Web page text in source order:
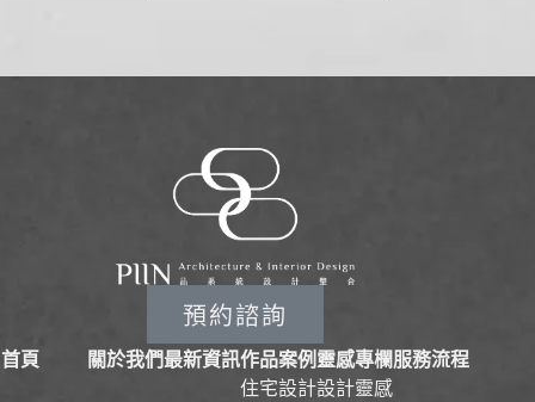
預約諮詢
首頁 關於我們最新資訊作品案例
住宅設計
靈感專欄
設計靈感
服務流程